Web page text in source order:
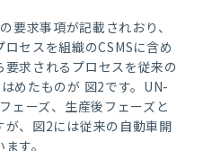
求事項が記載されおり、
セスを組織のCSMSに含め
求されるプロセスを従来の
めたものが 図2です。UN-
ェーズ、生産後フェーズと
、図2には従来の自動車開
す。